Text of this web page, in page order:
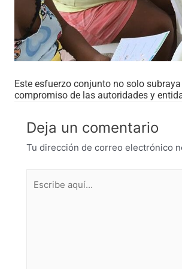
Este esfuerzo conjunto no solo
compromiso de las autoridades y
Deja un comentario
Tu dirección de correo electrónico